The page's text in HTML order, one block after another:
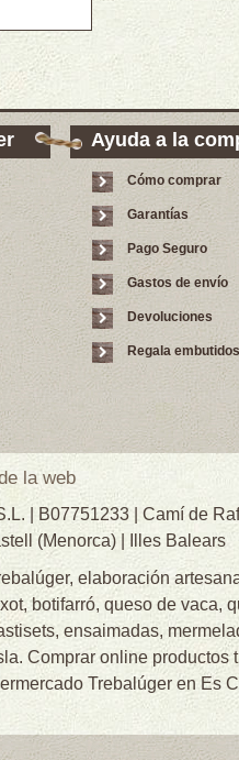
Ayuda a la
Cómo comprar
Garantías
Pago Seguro
Gastos de envío
Devoluciones
Regala embutidos
la web
| B07751233 | Camí de
(Menorca) | Illes Balears
elaboración
botifarró, queso de vaca,
ensaimadas,
Comprar online productos
Trebalúger en Es